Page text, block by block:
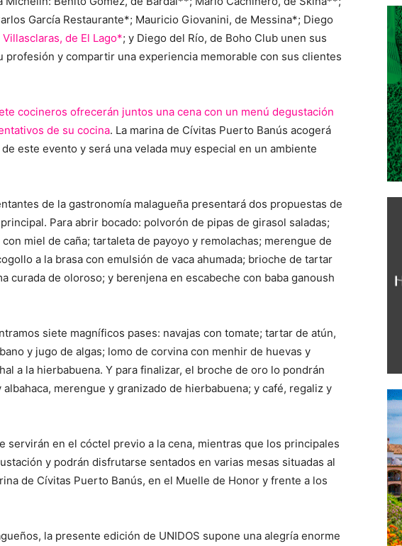
García Restaurante*; Mauricio Giovanini, de Messina*; Diego
Villasclaras, de El Lago*; y Diego del Río, de Boho Club unen sus
profesión y compartir una experiencia memorable con sus clientes
cocineros ofrecerán juntos una cena con un menú degustación
de su cocina. La marina de Cívitas Puerto Banús acogerá
este evento y será una velada muy especial en un ambiente
de la gastronomía malagueña presentará dos propuestas de
Para abrir bocado: polvorón de pipas de girasol saladas;
miel de caña; tartaleta de payoyo y remolachas; merengue de
a la brasa con emulsión de vaca ahumada; brioche de tartar
curada de oloroso; y berenjena en escabeche con baba ganoush
siete magníficos pases: navajas con tomate; tartar de atún,
y jugo de algas; lomo de corvina con menhir de huevas y
a la hierbabuena. Y para finalizar, el broche de oro lo pondrán
merengue y granizado de hierbabuena; y café, regaliz y
servirán en el cóctel previo a la cena, mientras que los principales
y podrán disfrutarse sentados en varias mesas situadas al
de Cívitas Puerto Banús, en el Muelle de Honor y frente a los
la presente edición de UNIDOS supone una alegría enorme